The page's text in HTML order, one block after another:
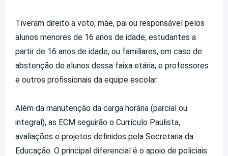
Tiveram direito a voto, mãe, pai ou responsável pelos
alunos menores de 16 anos de idade; estudantes a
partir de 16 anos de idade, ou familiares, em caso de
abstenção de alunos dessa faixa etária; e professores
e outros profissionais da equipe escolar.
Além da manutenção da carga horária (parcial ou
integral), as ECM seguirão o Currículo Paulista,
avaliações e projetos definidos pela Secretaria da
Educação. O principal diferencial é o apoio de policiais